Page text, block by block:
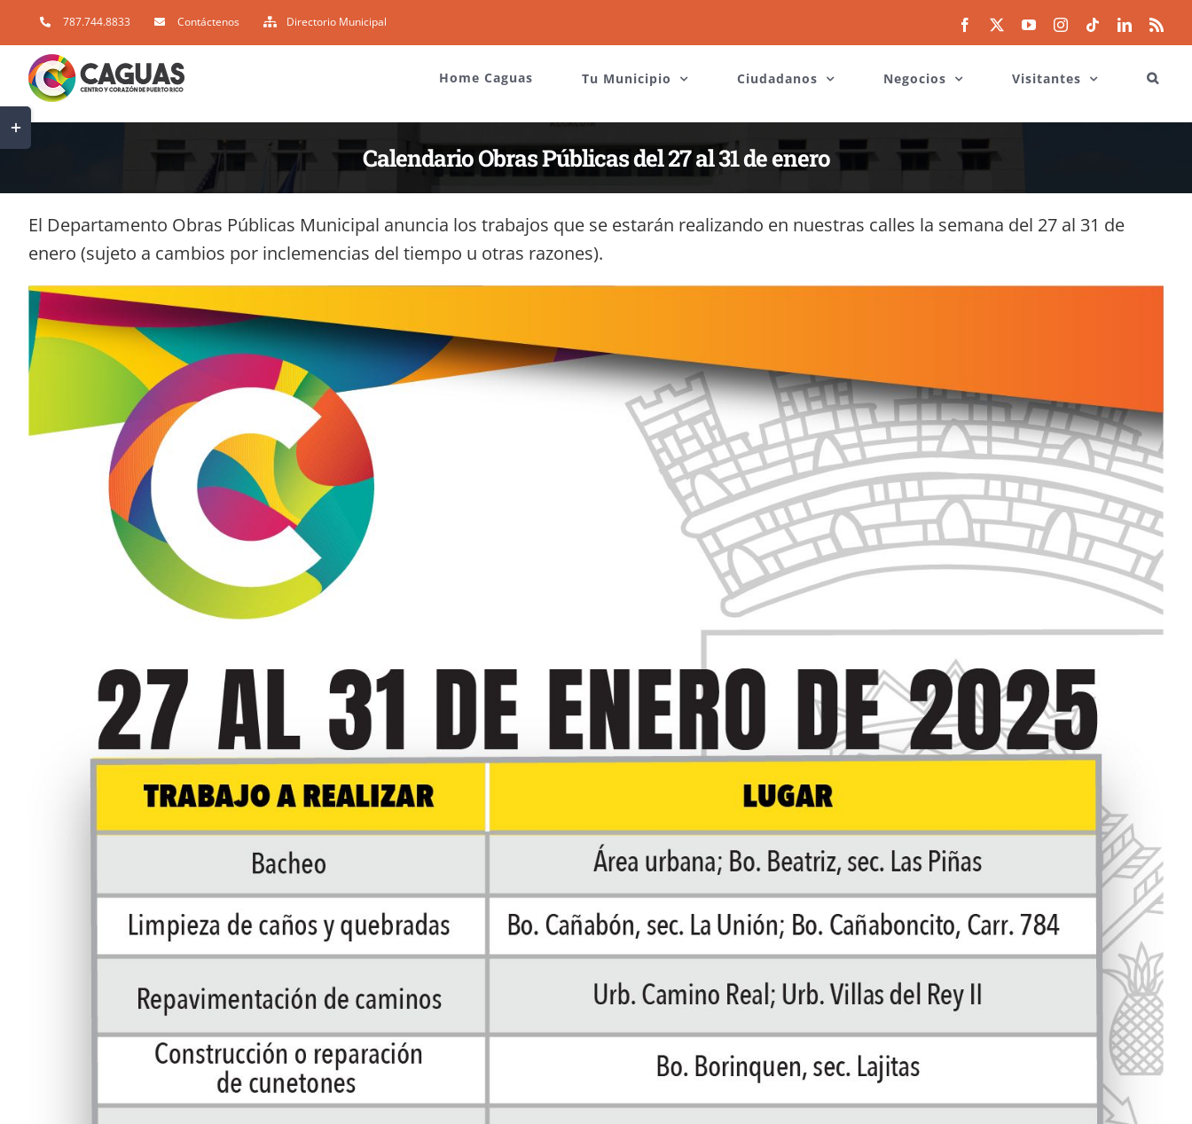
to
content
787.744.8833 Contáctenos Directorio Municipal Facebook YouTubeInstagram
TiktokLinkedIn
Home Caguas Tu Municipio Ciudadanos Negocios Visitantes
Calendario Obras Públicas del 27 al 31 de enero
El Departamento Obras Públicas Municipal anuncia los trabajos que se estarán realizando en nuestras calles la semana del 27 al 31 de
enero (sujeto a cambios por inclemencias del tiempo u otras razones).
Toggle
Sliding